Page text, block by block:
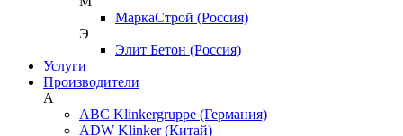
МаркаСтрой (Россия)
Э
Элит Бетон (Россия)
Услуги
Производители
A
ABC Klinkergruppe (Германия)
ADW Klinker (Китай)